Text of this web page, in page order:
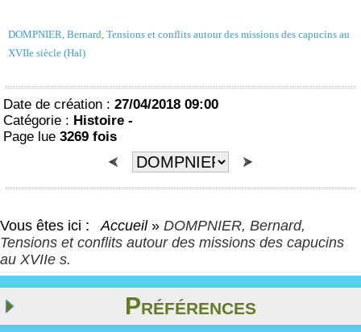
DOMPNIER, Bernard, Tensions et conflits autour des missions des capucins au
XVIIe siècle (Hal)
Date de création : 27/04/2018 09:00
Catégorie : Histoire -
Page lue 3269 fois
Vous êtes ici : Accueil » DOMPNIER, Bernard,
Tensions et conflits autour des missions des capucins
au XVIIe s.
Préférences